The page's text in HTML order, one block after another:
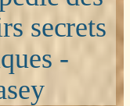
secrets
-